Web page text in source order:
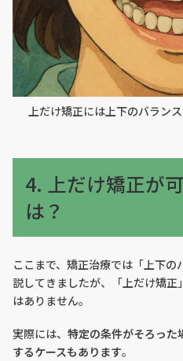
上だけ矯正には上下のバラン
4. 上だけ矯正が
は？
ここまで、矯正治療では「上下
説してきましたが、「上だけ矯正
はありません。
実際には、 特定の条件がそろった
するケースもあります。